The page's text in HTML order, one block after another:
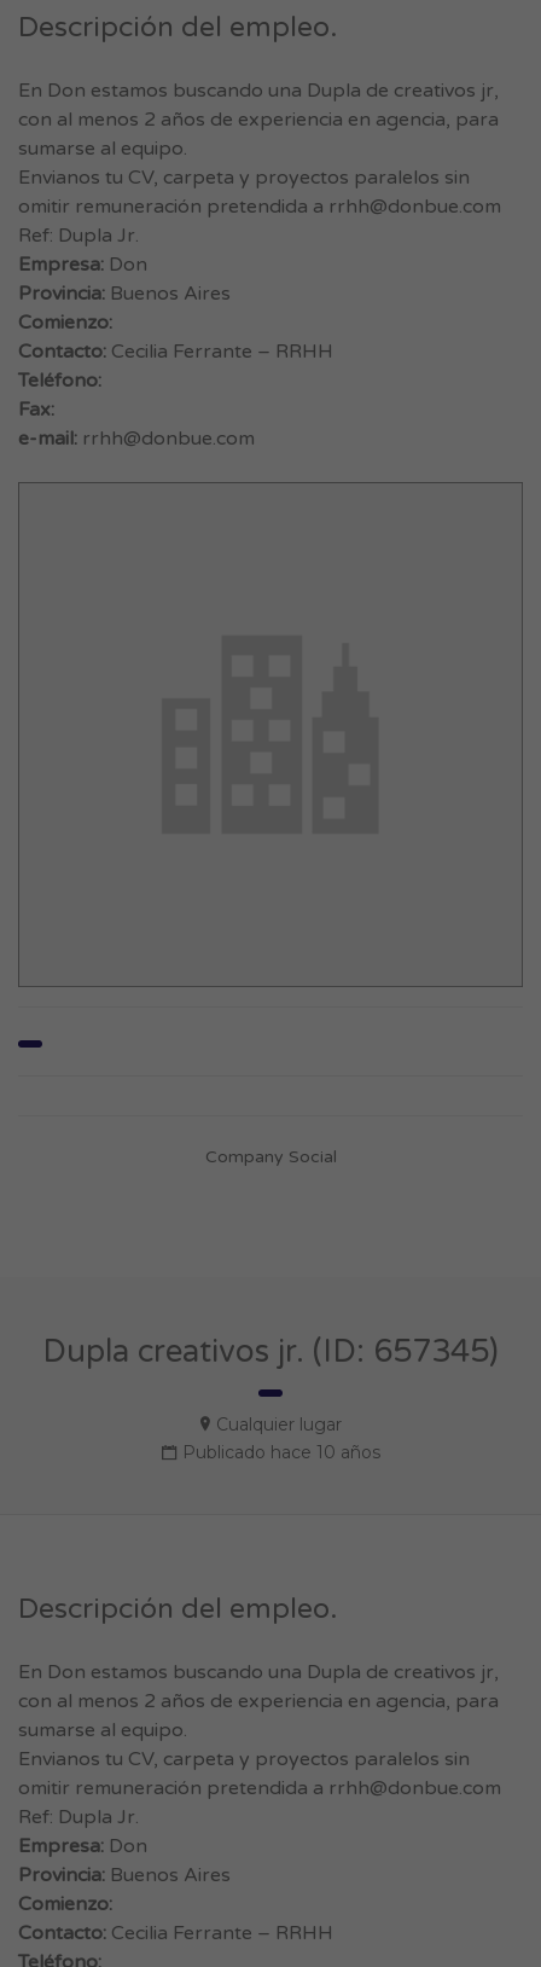
Descripción del empleo.
En Don estamos buscando una Dupla de creativos jr,
con al menos 2 años de experiencia en agencia, para
sumarse al equipo.
Envianos tu CV, carpeta y proyectos paralelos sin
omitir remuneración pretendida a rrhh@donbue.com
Ref: Dupla Jr.
Empresa: Don
Provincia: Buenos Aires
Comienzo:
Contacto: Cecilia Ferrante – RRHH
Teléfono:
Fax:
e-mail: rrhh@donbue.com
Company Social
Dupla creativos jr. (ID: 657345)
Cualquier lugar
Publicado hace 10 años
Descripción del empleo.
En Don estamos buscando una Dupla de creativos jr,
con al menos 2 años de experiencia en agencia, para
sumarse al equipo.
Envianos tu CV, carpeta y proyectos paralelos sin
omitir remuneración pretendida a rrhh@donbue.com
Ref: Dupla Jr.
Empresa: Don
Provincia: Buenos Aires
Comienzo:
Contacto: Cecilia Ferrante – RRHH
Teléfono: